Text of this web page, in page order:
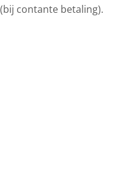
contante betaling).